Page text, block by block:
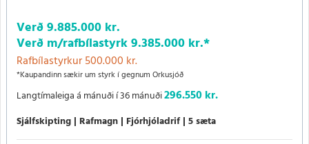
Verð9.885.000 kr.
Verð m/rafbílastyrk9.385.000 kr.*
Rafbílastyrkur 500.000 kr.
*Kaupandinn sækir um styrk í gegnum Orkusjóð
Langtímaleiga á mánuði í 36 mánuði296.550 kr.
Sjálfskipting Rafmagn Fjórhjóladrif 5 sæta